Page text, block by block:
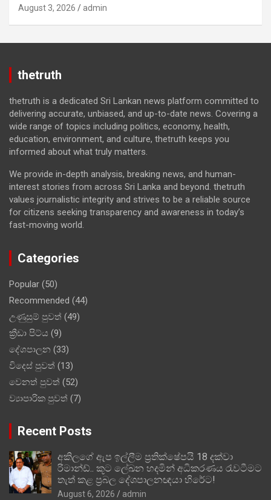
August 3, 2026 admin
thetruth
thetruth is a dedicated Sri Lankan news platform committed to
delivering accurate, unbiased, and up-to-date news. Covering a
wide range of topics including politics, economy, health,
education, environment, and culture, thetruth keeps you
informed about what truly matters.
We provide in-depth analysis, breaking news, and human-
interest stories from across Sri Lanka and beyond. thetruth
values journalistic integrity and strives to be a reliable source
for citizens seeking transparency and awareness in today’s
fast-moving world.
Categories
Popular (50)
Recommended (44)
උණුසුම් පුවත් (49)
ක්‍රීඩා පිට්ය (9)
දේශපාලන (33)
විදෙස් පුවත් (13)
වෙනත් පුවත් (52)
ව්‍යාපාරික පුවත් (7)
Recent Posts
අකිලගේ ඇප ඉල්ලීම ප්‍රතික්ෂේපයි 18 දක්වා
රිමාන්ඩ්.. කූට ලේඛන හදමින් අධිකරණය රැවටීමට
තැත් කළ ප්‍රබල දේශපාලනඥයා හිරේට!
August 6, 2026 admin